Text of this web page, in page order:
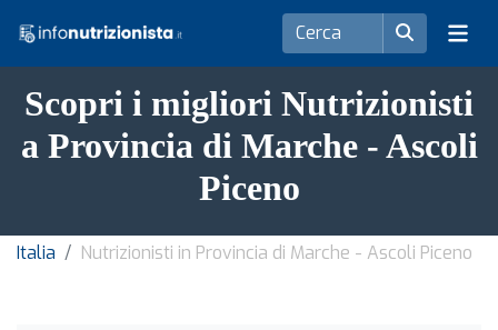
Scopri i migliori Nutrizionisti
a Provincia di Marche - Ascoli
Piceno
Italia Nutrizionisti in Provincia di Marche - Ascoli Piceno